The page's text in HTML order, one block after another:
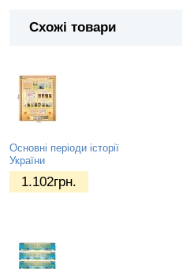
Схожі товари
Основні періоди історії
України
1.102грн.